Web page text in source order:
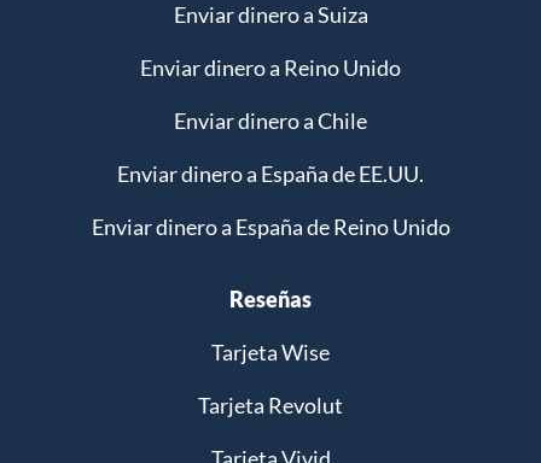
Enviar dinero a Suiza
Enviar dinero a Reino Unido
Enviar dinero a Chile
Enviar dinero a España de EE.UU.
Enviar dinero a España de Reino Unido
Reseñas
Tarjeta Wise
Tarjeta Revolut